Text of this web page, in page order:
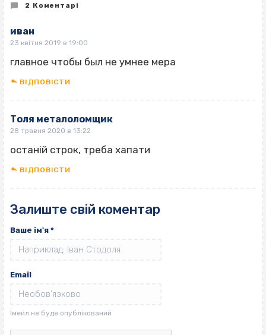
2 Коментарі
иван
23 квітня 2019 в 19:00
главное чтобы был не умнее мера
ВІДПОВІCТИ
Толя металоломщик
28 травня 2020 в 13:22
останій строк, треба хапати
ВІДПОВІCТИ
Залиште свій коментар
Ваше ім'я *
Email